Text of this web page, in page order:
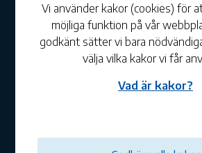
Telefon:010-353 70 00
E-post: kommun@monsteras.se
Postadress:Mönsterås kommun,
Kvarngatan 2 i
Vi använder kakor (cookies) för
möjliga funktion på vår
godkänt sätter vi bara
välja vilka kakor vi får
Vad är kakor?